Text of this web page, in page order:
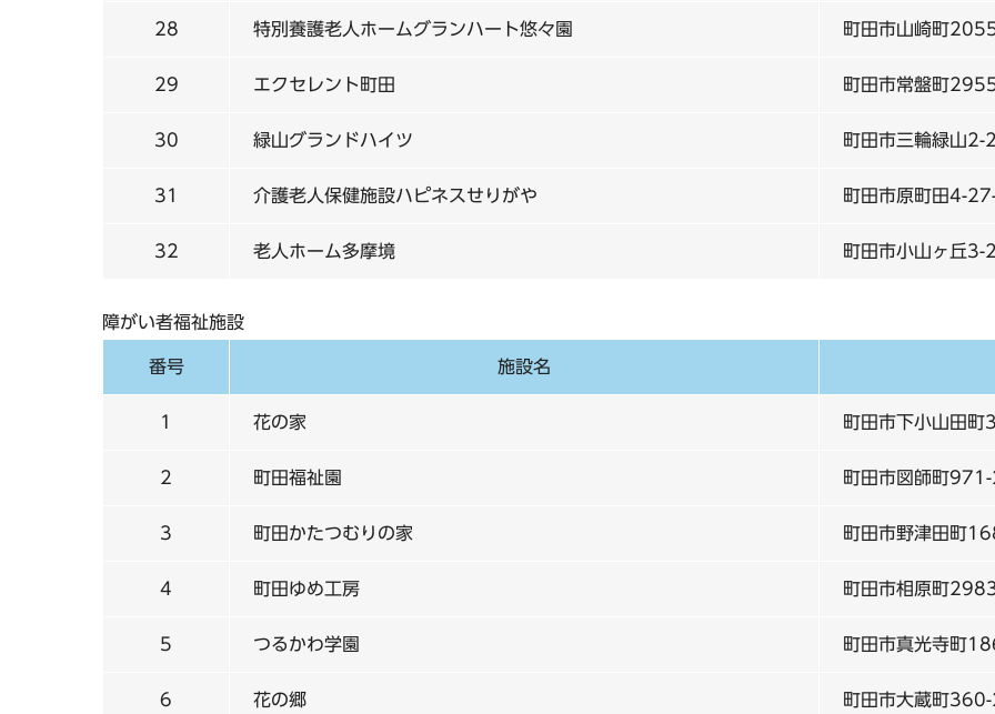
28 特別養護老人ホームグランハート悠々園 町田市山崎町
29 エクセレント町田 町田市常盤町
30 緑山グランドハイツ 町田市三輪緑山
31 介護老人保健施設ハピネスせりがや 町田市原町田4-
32 老人ホーム多摩境 町田市小山ヶ丘3-
障がい者福祉施設
番号 施設名
1 花の家 町田市下小山田
2 町田福祉園 町田市図師町
3 町田かたつむりの家 町田市野津田町
4 町田ゆめ工房 町田市相原町
5 つるかわ学園 町田市真光寺町
6 花の郷 町田市大蔵町